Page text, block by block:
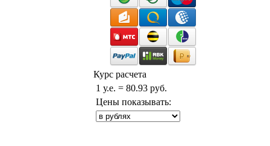
Курс расчета
1 у.е. = 80.93 руб.
Цены показывать: